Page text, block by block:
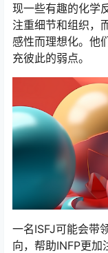
现一些有趣的化学
注重细节和组织，
感性而理想化。他
充彼此的弱点。
一名ISFJ可能会带
向，帮助INFP更加